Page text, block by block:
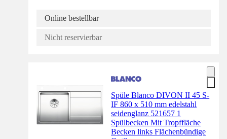
Online bestellbar
Nicht reservierbar
Spüle Blanco DIVON II 45 S-
IF 860 x 510 mm edelstahl
seidenglanz 521657 1
Spülbecken Mit Tropffläche
Becken links Flächenbündige